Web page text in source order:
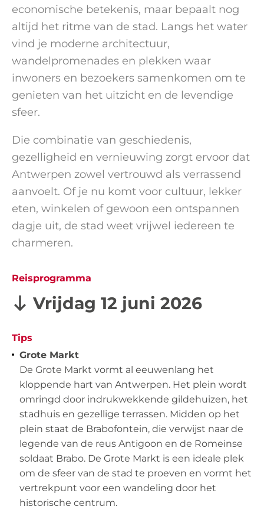
economische betekenis, maar bepaalt nog
altijd het ritme van de stad. Langs het water
vind je moderne architectuur,
wandelpromenades en plekken waar
inwoners en bezoekers samenkomen om te
genieten van het uitzicht en de levendige
sfeer.
Die combinatie van geschiedenis,
gezelligheid en vernieuwing zorgt ervoor dat
Antwerpen zowel vertrouwd als verrassend
aanvoelt. Of je nu komt voor cultuur, lekker
eten, winkelen of gewoon een ontspannen
dagje uit, de stad weet vrijwel iedereen te
charmeren.
Reisprogramma
Vrijdag 12 juni 2026
Tips
Grote Markt
De Grote Markt vormt al eeuwenlang het
kloppende hart van Antwerpen. Het plein wordt
omringd door indrukwekkende gildehuizen, het
stadhuis en gezellige terrassen. Midden op het
plein staat de Brabofontein, die verwijst naar de
legende van de reus Antigoon en de Romeinse
soldaat Brabo. De Grote Markt is een ideale plek
om de sfeer van de stad te proeven en vormt het
vertrekpunt voor een wandeling door het
historische centrum.